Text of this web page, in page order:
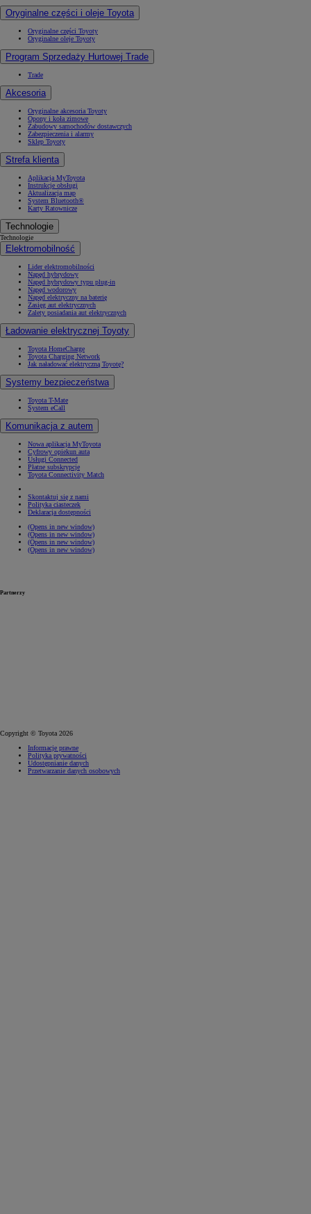
Oryginalne części i oleje Toyota
Oryginalne części Toyoty
Oryginalne oleje Toyoty
Program Sprzedaży Hurtowej Trade
Trade
Akcesoria
Oryginalne akcesoria Toyoty
Opony i koła zimowe
Zabudowy samochodów dostawczych
Zabezpieczenia i alarmy
Sklep Toyoty
Strefa klienta
Aplikacja MyToyota
Instrukcje obsługi
Aktualizacja map
System Bluetooth®
Karty Ratownicze
Technologie
Technologie
Elektromobilność
Lider elektromobilności
Napęd hybrydowy
Napęd hybrydowy typu plug-in
Napęd wodorowy
Napęd elektryczny na baterię
Zasięg aut elektrycznych
Zalety posiadania aut elektrycznych
Ładowanie elektrycznej Toyoty
Toyota HomeCharge
Toyota Charging Network
Jak naładować elektryczną Toyotę?
Systemy bezpieczeństwa
Toyota T-Mate
System eCall
Komunikacja z autem
Nowa aplikacja MyToyota
Cyfrowy opiekun auta
Usługi Connected
Płatne subskrypcje
Toyota Connectivity Match
Skontaktuj się z nami
Polityka ciasteczek
Deklaracja dostępności
(Opens in new window)
(Opens in new window)
(Opens in new window)
(Opens in new window)
Partnerzy
Copyright © Toyota 2026
Informacje prawne
Polityka prywatności
Udostępnianie danych
Przetwarzanie danych osobowych